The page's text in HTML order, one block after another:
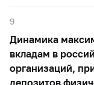
9
Динамика
вкладам в
организаций,
депозитов